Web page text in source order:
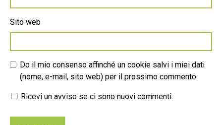
Sito web
Do il mio consenso affinché un cookie salvi i miei dati
(nome, e-mail, sito web) per il prossimo commento.
Ricevi un avviso se ci sono nuovi commenti.